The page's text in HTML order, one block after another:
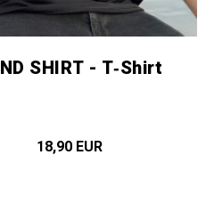
SHIRT - T‑Shirt
18,90 EUR